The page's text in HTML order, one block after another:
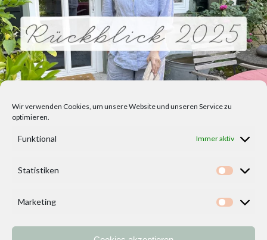
Wir verwenden Cookies, um unsere Website und unseren Service zu
optimieren.
Funktional Immer aktiv
Statistiken
Marketing